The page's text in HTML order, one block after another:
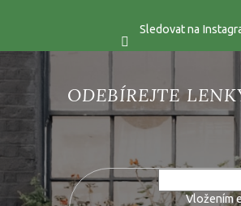
Sledovat na
Vložte svůj e-mail a my vám
Vložením